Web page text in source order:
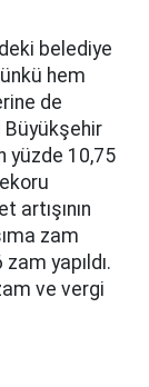
belediye
hem
de
Büyükşehir
yüzde 10,75
artışının
zam
yapıldı.
ve vergi